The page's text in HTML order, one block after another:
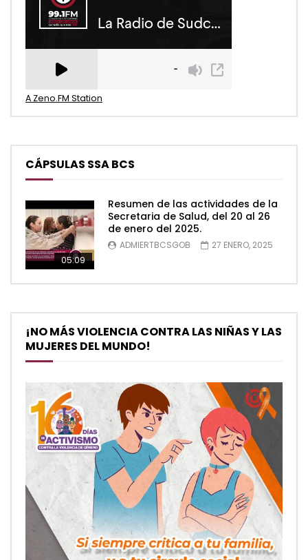
A Zeno.FM Station
CÁPSULAS SSA BCS
05:09
Resumen de las actividades de la
Secretaria de Salud, del 20 al 26
de enero del 2025.
ADMIERTBCSGOB 27 ENERO, 2025
¡NO MÁS VIOLENCIA CONTRA LAS NIÑAS Y LAS
MUJERES DEL MUNDO!